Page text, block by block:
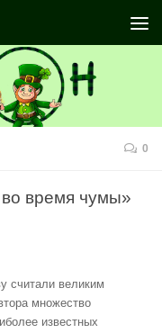
0
время чумы»
считали великим
множество
известных